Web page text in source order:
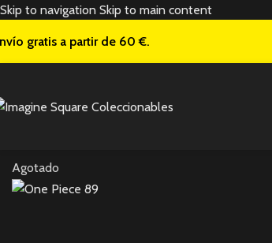
Skip to navigation Skip to main content
gratis a partir de 60 €.
Agotado